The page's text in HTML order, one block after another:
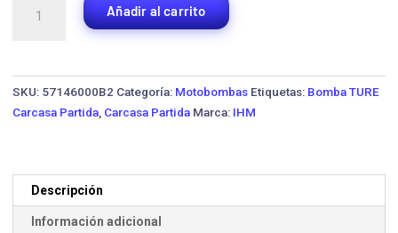
Carcasa
Añadir al carrito
SKU: 57146000B2 Categoría: Motobombas Etiquetas: Bomba TURE
Carcasa Partida Carcasa Partida Marca: IHM
Descripción
Información adicional